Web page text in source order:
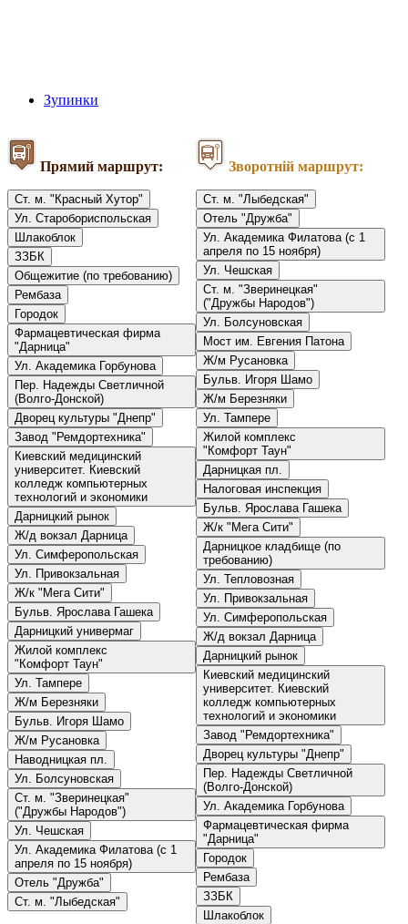
Зупинки
Прямий маршрут:
Ст. м. "Красный Хутор"
Ул. Старобориспольская
Шлакоблок
ЗЗБК
Общежитие (по требованию)
Рембаза
Городок
Фармацевтическая фирма
"Дарница"
Ул. Академика Горбунова
Пер. Надежды Светличной
(Волго-Донской)
Дворец культуры "Днепр"
Завод "Ремдортехника"
Киевский медицинский
университет. Киевский
колледж компьютерных
технологий и экономики
Дарницкий рынок
Ж/д вокзал Дарница
Ул. Симферопольская
Ул. Привокзальная
Ж/к "Мега Сити"
Бульв. Ярослава Гашека
Дарницкий универмаг
Жилой комплекс
"Комфорт Таун"
Ул. Тампере
Ж/м Березняки
Бульв. Игоря Шамо
Ж/м Русановка
Наводницкая пл.
Ул. Болсуновская
Ст. м. "Зверинецкая"
("Дружбы Народов")
Ул. Чешская
Ул. Академика Филатова (с 1
апреля по 15 ноября)
Отель "Дружба"
Ст. м. "Лыбедская"
Зворотній маршрут:
Ст. м. "Лыбедская"
Отель "Дружба"
Ул. Академика Филатова (с 1
апреля по 15 ноября)
Ул. Чешская
Ст. м. "Зверинецкая"
("Дружбы Народов")
Ул. Болсуновская
Мост им. Евгения Патона
Ж/м Русановка
Бульв. Игоря Шамо
Ж/м Березняки
Ул. Тампере
Жилой комплекс
"Комфорт Таун"
Дарницкая пл.
Налоговая инспекция
Бульв. Ярослава Гашека
Ж/к "Мега Сити"
Дарницкое кладбище (по
требованию)
Ул. Тепловозная
Ул. Привокзальная
Ул. Симферопольская
Ж/д вокзал Дарница
Дарницкий рынок
Киевский медицинский
университет. Киевский
колледж компьютерных
технологий и экономики
Завод "Ремдортехника"
Дворец культуры "Днепр"
Пер. Надежды Светличной
(Волго-Донской)
Ул. Академика Горбунова
Фармацевтическая фирма
"Дарница"
Городок
Рембаза
ЗЗБК
Шлакоблок